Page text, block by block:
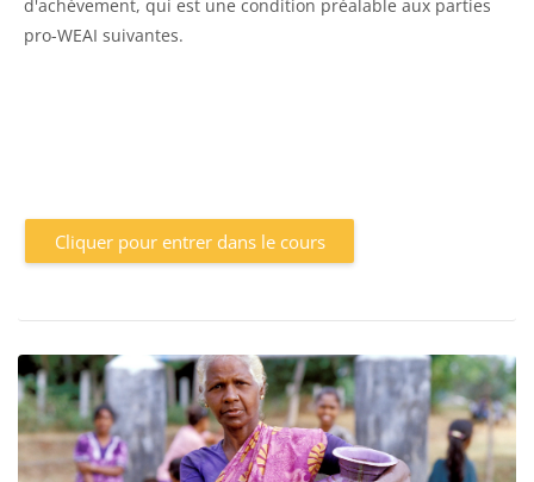
d'achèvement, qui est une condition préalable aux parties
pro-WEAI suivantes.
Cliquer pour entrer dans le cours